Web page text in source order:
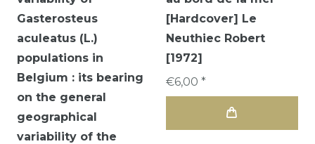
Gasterosteus
aculeatus (L.)
populations in
Belgium : its bearing
on the general
geographical
variability of the
[Hardcover] Le
Neuthiec Robert
[1972]
€6,00 *